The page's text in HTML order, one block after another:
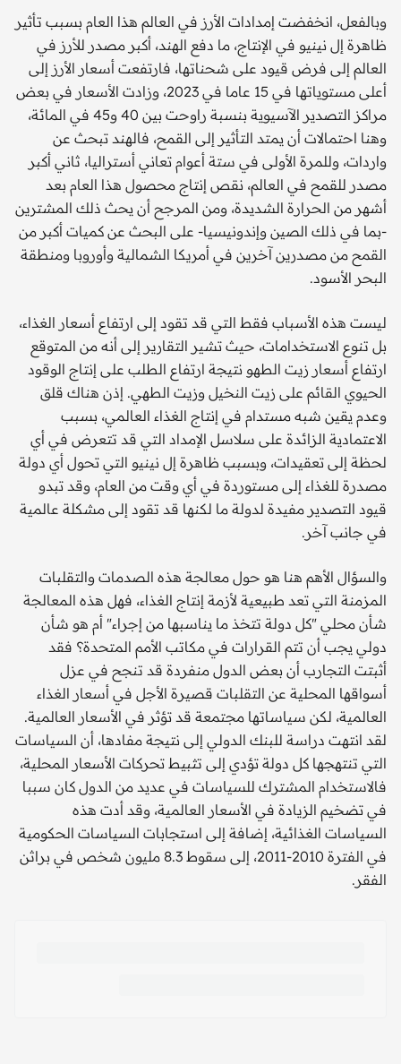
وبالفعل، انخفضت إمدادات الأرز في العالم هذا العام بسبب تأثير
ظاهرة إل نينيو في الإنتاج، ما دفع الهند، أكبر مصدر للأرز في
العالم إلى فرض قيود على شحناتها، فارتفعت أسعار الأرز إلى
أعلى مستوياتها في 15 عاما في 2023، وزادت الأسعار في بعض
مراكز التصدير الآسيوية بنسبة راوحت بين 40 و45 في المائة،
وهنا احتمالات أن يمتد التأثير إلى القمح، فالهند تبحث عن
واردات، وللمرة الأولى في ستة أعوام تعاني أستراليا، ثاني أكبر
مصدر للقمح في العالم، نقص إنتاج محصول هذا العام بعد
أشهر من الحرارة الشديدة، ومن المرجح أن يحث ذلك المشترين
-بما في ذلك الصين وإندونيسيا- على البحث عن كميات أكبر من
القمح من مصدرين آخرين في أمريكا الشمالية وأوروبا ومنطقة
البحر الأسود.
ليست هذه الأسباب فقط التي قد تقود إلى ارتفاع أسعار الغذاء،
بل تنوع الاستخدامات، حيث تشير التقارير إلى أنه من المتوقع
ارتفاع أسعار زيت الطهو نتيجة ارتفاع الطلب على إنتاج الوقود
الحيوي القائم على زيت النخيل وزيت الطهي. إذن هناك قلق
وعدم يقين شبه مستدام في إنتاج الغذاء العالمي، بسبب
الاعتمادية الزائدة على سلاسل الإمداد التي قد تتعرض في أي
لحظة إلى تعقيدات، وبسبب ظاهرة إل نينيو التي تحول أي دولة
مصدرة للغذاء إلى مستوردة في أي وقت من العام، وقد تبدو
قيود التصدير مفيدة لدولة ما لكنها قد تقود إلى مشكلة عالمية
في جانب آخر.
والسؤال الأهم هنا هو حول معالجة هذه الصدمات والتقلبات
المزمنة التي تعد طبيعية لأزمة إنتاج الغذاء، فهل هذه المعالجة
شأن محلي "كل دولة تتخذ ما يناسبها من إجراء" أم هو شأن
دولي يجب أن تتم القرارات في مكاتب الأمم المتحدة؟ فقد
أثبتت التجارب أن بعض الدول منفردة قد تنجح في عزل
أسواقها المحلية عن التقلبات قصيرة الأجل في أسعار الغذاء
العالمية، لكن سياساتها مجتمعة قد تؤثر في الأسعار العالمية.
لقد انتهت دراسة للبنك الدولي إلى نتيجة مفادها، أن السياسات
التي تنتهجها كل دولة تؤدي إلى تثبيط تحركات الأسعار المحلية،
فالاستخدام المشترك للسياسات في عديد من الدول كان سببا
في تضخيم الزيادة في الأسعار العالمية، وقد أدت هذه
السياسات الغذائية، إضافة إلى استجابات السياسات الحكومية
في الفترة 2010-2011، إلى سقوط 8.3 مليون شخص في براثن
الفقر.